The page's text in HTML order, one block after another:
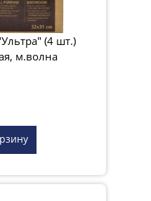
(4 шт.)
м.волна